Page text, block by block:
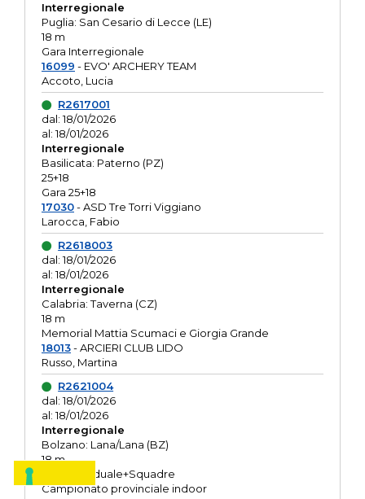
Interregionale
Puglia: San Cesario di Lecce (LE)
18 m
Gara Interregionale
16099 - EVO' ARCHERY TEAM
Accoto, Lucia
R2617001
dal: 18/01/2026
al: 18/01/2026
Interregionale
Basilicata: Paterno (PZ)
25+18
Gara 25+18
17030- ASD Tre Torri Viggiano
Larocca, Fabio
R2618003
dal: 18/01/2026
al: 18/01/2026
Interregionale
Calabria: Taverna (CZ)
18 m
Memorial Mattia Scumaci e Giorgia Grande
18013- ARCIERI CLUB LIDO
Russo, Martina
R2621004
dal: 18/01/2026
al: 18/01/2026
Interregionale
Bolzano: Lana/Lana (BZ)
18 m
O.R. Individuale+Squadre
Campionato provinciale indoor